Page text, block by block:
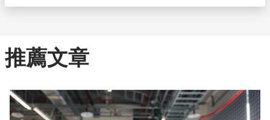
推薦文章